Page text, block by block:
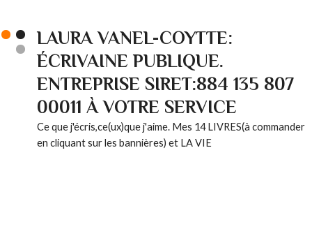
LAURA VANEL-COYTTE:
ÉCRIVAINE PUBLIQUE.
ENTREPRISE SIRET:884 135 807
00011 À VOTRE SERVICE
Ce que j'écris,ce(ux)que j'aime. Mes 14 LIVRES(à commander
en cliquant sur les bannières) et LA VIE